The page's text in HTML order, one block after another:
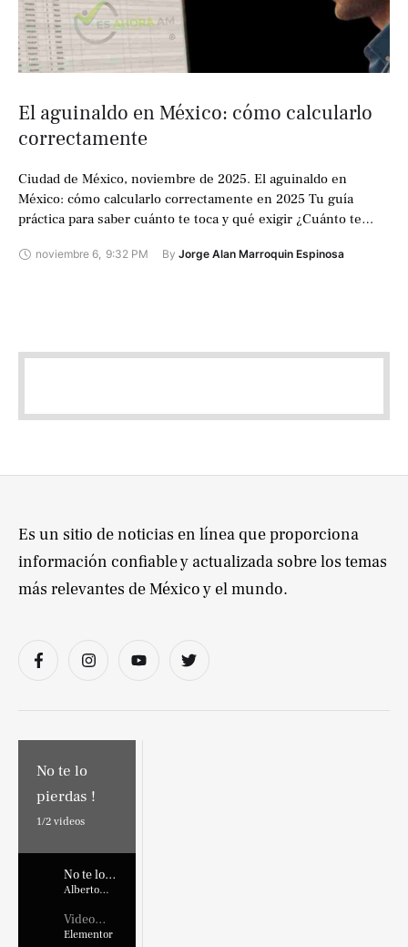
El aguinaldo en México: cómo calcularlo
correctamente
Ciudad de México, noviembre de 2025. El aguinaldo en
México: cómo calcularlo correctamente en 2025 Tu guía
práctica para saber cuánto te toca y qué exigir ¿Cuánto te
noviembre 6, 9:32 PM By Jorge Alan Marroquin Espinosa
No te lo
pierdas !
1/2 videos
No te lo
pierdas !
Alberto
Video
Placehold
Elementor
Es un sitio de noticias en línea que proporciona
información confiable y actualizada sobre los temas
más relevantes de México y el mundo.